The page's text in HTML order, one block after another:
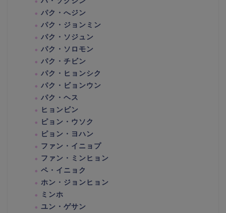
パク・へジン
パク・ジョンミン
パク・ソジュン
パク・ソロモン
パク・チビン
パク・ヒョンシク
パク・ビョンウン
パク・ヘス
ヒョンビン
ピョン・ウソク
ピョン・ヨハン
ファン・イニョプ
ファン・ミンヒョン
ペ・イニョク
ホン・ジョンヒョン
ミンホ
ユン・ゲサン